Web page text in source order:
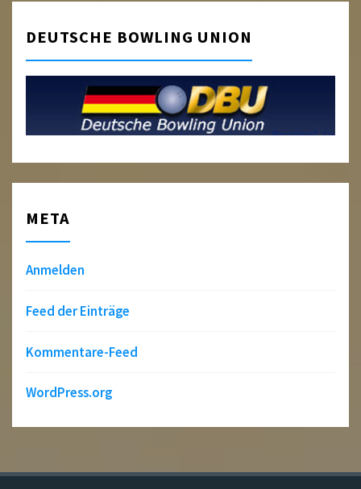
DEUTSCHE BOWLING UNION
META
Anmelden
Feed der Einträge
Kommentare-Feed
WordPress.org